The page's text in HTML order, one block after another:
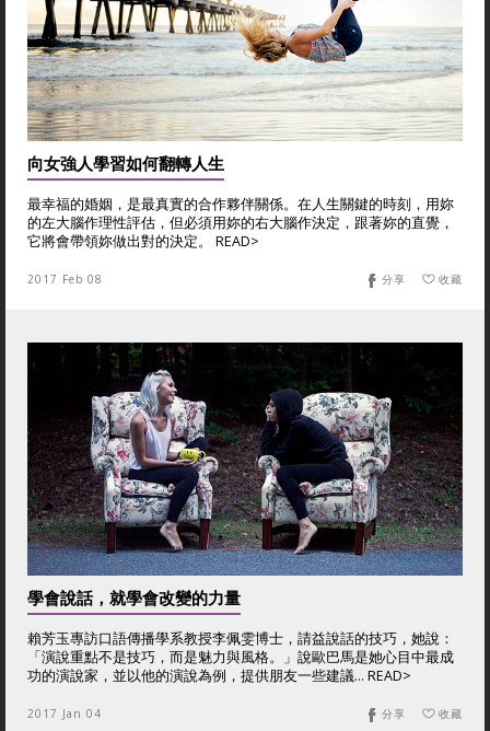
向女強人學習如何翻轉人生
最幸福的婚姻，是最真實的合作夥伴關係。在人生關鍵的時刻，用妳
的左大腦作理性評估，但必須用妳的右大腦作決定，跟著妳的直覺，
它將會帶領妳做出對的決定。 READ>
2017 Feb 08 收藏
分享
學會說話，就學會改變的力量
賴芳玉專訪口語傳播學系教授李佩雯博士，請益說話的技巧，她說：
「演說重點不是技巧，而是魅力與風格。」說歐巴馬是她心目中最成
功的演說家，並以他的演說為例，提供朋友一些建議... READ>
2017 Jan 04 收藏
分享